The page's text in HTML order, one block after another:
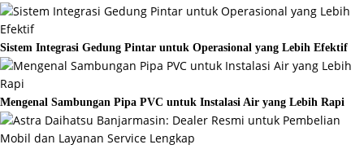
Sistem Integrasi Gedung Pintar untuk Operasional yang Lebih Efektif
Mengenal Sambungan Pipa PVC untuk Instalasi Air yang Lebih Rapi